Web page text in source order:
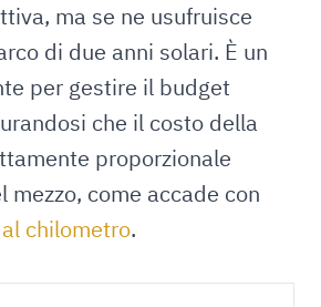
ma se ne usufruisce
di due anni solari. È un
per gestire il budget
che il costo della
proporzionale
mezzo, come accade con
al chilometro.